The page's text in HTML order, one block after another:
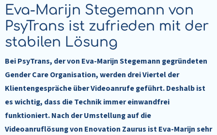
Eva-Marijn Stegemann von
PsyTrans ist zufrieden mit der
stabilen Lösung
Bei PsyTrans, der von Eva-Marijn Stegemann gegründeten
Gender Care Organisation, werden drei Viertel der
Klientengespräche über Videoanrufe geführt. Deshalb ist
es wichtig, dass die Technik immer einwandfrei
funktioniert. Nach der Umstellung auf die
Videoanruflösung von Enovation Zaurus ist Eva-Marijn sehr